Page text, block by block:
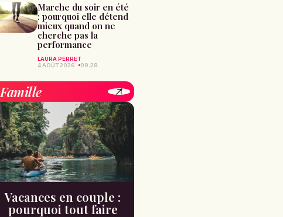
Marche du soir en été
: pourquoi elle détend
mieux quand on ne
cherche pas la
performance
LAURA PERRET
4 AOÛT 2026
09:28
Famille
Vacances en couple :
pourquoi tout faire